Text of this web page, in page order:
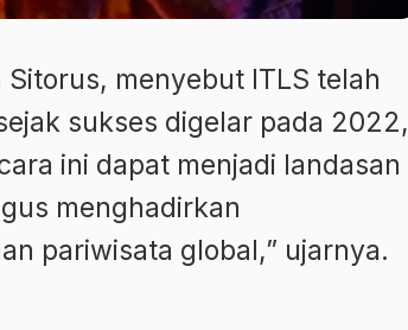
menyebut ITLS telah
sukses digelar pada 2022,
ini dapat menjadi landasan
menghadirkan
pariwisata global,” ujarnya.